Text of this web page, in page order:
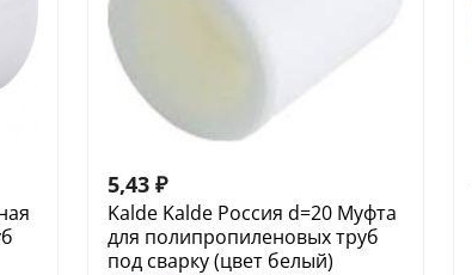
5,43 ₽
Kalde Kalde Россия d=20 Муфта
для полипропиленовых труб
под сварку (цвет белый)